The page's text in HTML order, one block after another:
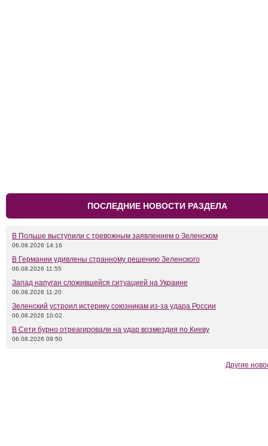
ПОСЛЕДНИЕ НОВОСТИ РАЗДЕЛА
В Польше выступили с тревожным заявлением о Зеленском
06.08.2026 14:16
В Германии удивлены странному решению Зеленского
06.08.2026 11:55
Запад напуган сложившейся ситуацией на Украине
06.08.2026 11:20
Зеленский устроил истерику союзникам из-за удара России
06.08.2026 10:02
В Сети бурно отреагировали на удар возмездия по Киеву
06.08.2026 09:50
Другие